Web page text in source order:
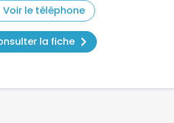
Voir le téléphone
la fiche